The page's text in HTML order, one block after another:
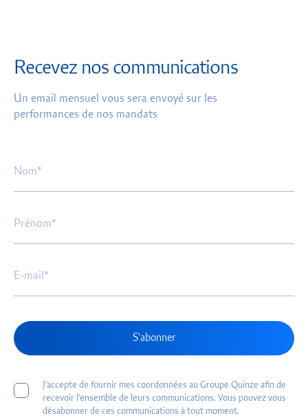
Recevez nos communications
Un email mensuel vous sera envoyé sur les
performances de nos mandats
J'accepte de fournir mes coordonnées au Groupe Quinze afin de
recevoir l'ensemble de leurs communications. Vous pouvez vous
désabonner de ces communications à tout moment.
S'abonner